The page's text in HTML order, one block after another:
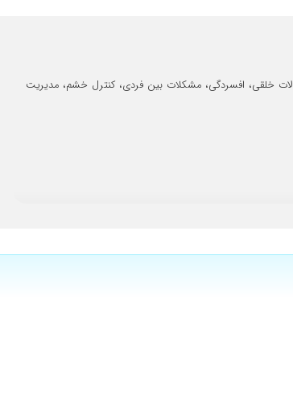
۱۴۰۵/۰۲/۱۹
تا برای بچه آیندهام بتونم مادر خوبی باشم.
خلقی، افسردگی، مشکلات بین فردی، کنترل خشم، مدیریت